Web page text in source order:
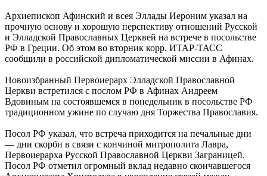
Архиепископ Афинский и всея Эллады Иероним указал на
прочную основу и хорошую перспективу отношений Русской
и Элладской Православных Церквей на встрече в посольстве
РФ в Греции. Об этом во вторник корр. ИТАР-ТАСС
сообщили в российской дипломатической миссии в Афинах.
Новоизбранный Первоиерарх Элладской Православной
Церкви встретился с послом РФ в Афинах Андреем
Вдовиным на состоявшемся в понедельник в посольстве РФ
традиционном ужине по случаю дня Торжества Православия.
Посол РФ указал, что встреча приходится на печальные дни
— дни скорби в связи с кончиной митрополита Лавра,
Первоиерарха Русской Православной Церкви Заграницей.
Посол РФ отметил огромный вклад недавно скончавшегося